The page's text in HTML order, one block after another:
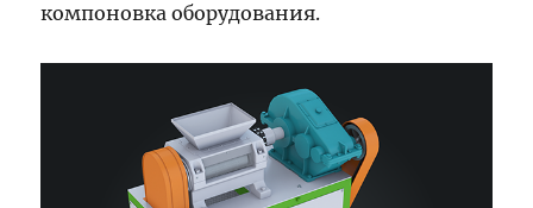
компоновка оборудования.